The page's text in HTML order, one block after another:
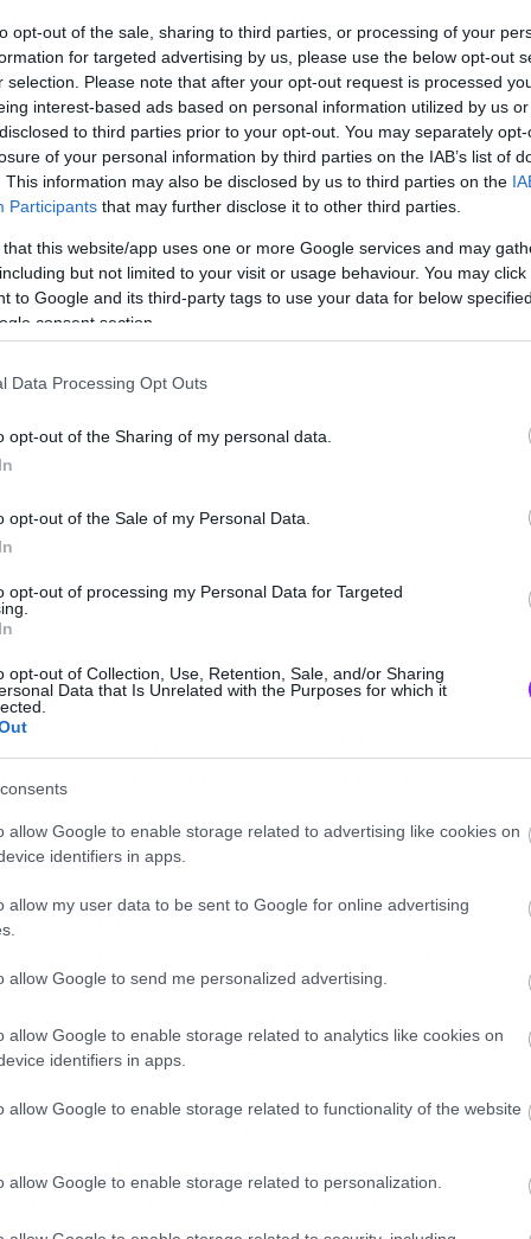
opt-out of the sale, sharing to third parties, or processing of your
for targeted advertising by us, please use the below opt-out
selection. Please note that after your opt-out request is processed
interest-based ads based on personal information utilized by us
to third parties prior to your opt-out. You may separately
of your personal information by third parties on the IAB’s list of
This information may also be disclosed by us to third parties on the
Participants that may further disclose it to other third parties.
that this website/app uses one or more Google services and may
but not limited to your visit or usage behaviour. You may
to Google and its third-party tags to use your data for below
consent section.
Data Processing Opt Outs
opt-out of the Sharing of my personal data.
opt-out of the Sale of my Personal Data.
opt-out of processing my Personal Data for Targeted
opt-out of Collection, Use, Retention, Sale, and/or Sharing
Data that Is Unrelated with the Purposes for which it
allow Google to enable storage related to advertising like cookies on
identifiers in apps.
allow my user data to be sent to Google for online advertising
allow Google to send me personalized advertising.
allow Google to enable storage related to analytics like cookies on
identifiers in apps.
allow Google to enable storage related to functionality of the website
allow Google to enable storage related to personalization.
που εκμεταλλεύονται
σκοπούς. Επιλέγει να μείνει μέσα στο
αίμα της να μη μπορέσει να
νέων πυλών.
να βρω τη δική μου εσωτερική φωνή
λέει η Brown. «Νομίζω ότι αυτή τη
βρει και να πάρει μια απόφαση πολύ
έχει πάρει μέχρι τώρα».
“γέφυρα” ήταν, όπως λέει η ίδια η
κάτι που ήθελε εδώ και πάρα
σημαντικό να τελειώσουν όλα
και η ταλαιπωρία».
εξαφανιζόμενο wormhole, η Eleven
μάχη με τον Vecna. Τον αντιμετωπίζει
της από το να ενώσει το Abyss με
από το Hawkins μάχεται στο
λιθαράκι του.
τρόπο. Με αυτή την έννοια,
Dungeons & Dragons, όπου
ικανότητα και τη φέρνει στη μεγάλη